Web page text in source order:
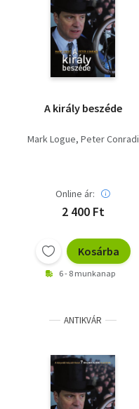
A király beszéde
Mark Logue Peter Conradi
Online ár:
2 400 Ft
Kosárba
6 - 8 munkanap
ANTIKVÁR